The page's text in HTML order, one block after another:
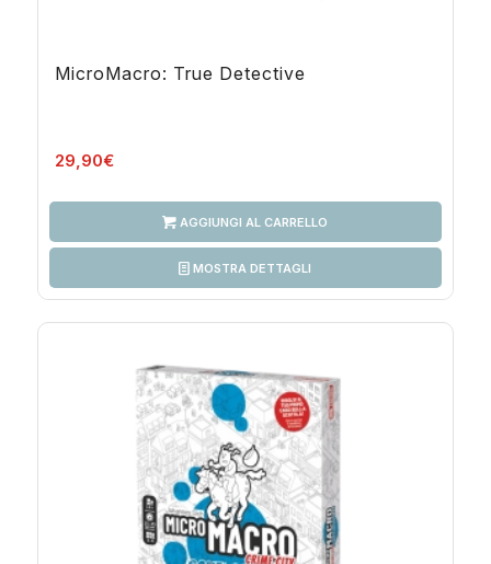
MicroMacro: True Detective
29,90€
AGGIUNGI AL CARRELLO
MOSTRA DETTAGLI